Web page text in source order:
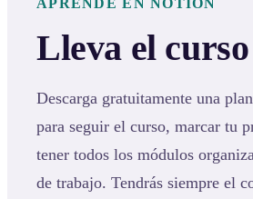
APRENDE EN NOTION
Lleva el
Descarga gratuitamente una
para seguir el curso, marcar tu
tener todos los módulos
de trabajo. Tendrás siempre el